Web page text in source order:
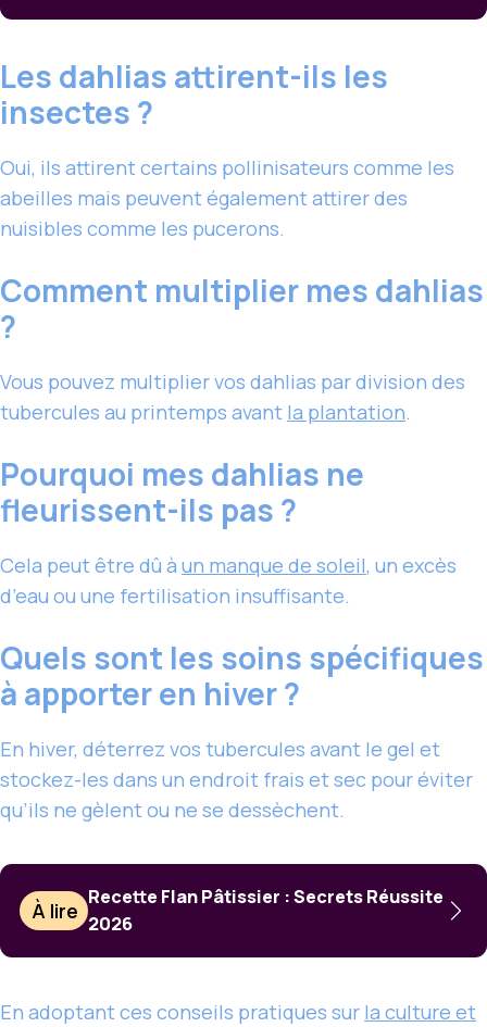
Les dahlias attirent-ils les
insectes ?
Oui, ils attirent certains pollinisateurs comme les
abeilles mais peuvent également attirer des
nuisibles comme les pucerons.
Comment multiplier mes dahlias
?
Vous pouvez multiplier vos dahlias par division des
tubercules au printemps avant la plantation.
Pourquoi mes dahlias ne
fleurissent-ils pas ?
Cela peut être dû à un manque de soleil, un excès
d’eau ou une fertilisation insuffisante.
Quels sont les soins spécifiques
à apporter en hiver ?
En hiver, déterrez vos tubercules avant le gel et
stockez-les dans un endroit frais et sec pour éviter
qu’ils ne gèlent ou ne se dessèchent.
À lire
Recette Flan Pâtissier : Secrets Réussite
2026
En adoptant ces conseils pratiques sur la culture et